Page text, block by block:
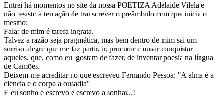
Entrei há momentos no site da nossa POETIZA Adelaide Vilela e
não resisto à tentação de transcrever o preâmbulo com que inicia o
mesmo:
Falar de mim é tarefa ingrata.
Talvez a razão seja pragmática, mas bem dentro de mim sai um
sorriso alegre que me faz partir, ir, procurar e ousar conquistar
aqueles, que, como eu, gostam de fazer, de inventar poesia na língua
de Camões.
Deixem-me acreditar no que escreveu Fernando Pessoa: "A alma é a
ciência e o corpo a ousadia"
E eu sonho e escrevo e escrevo a sonhar...!